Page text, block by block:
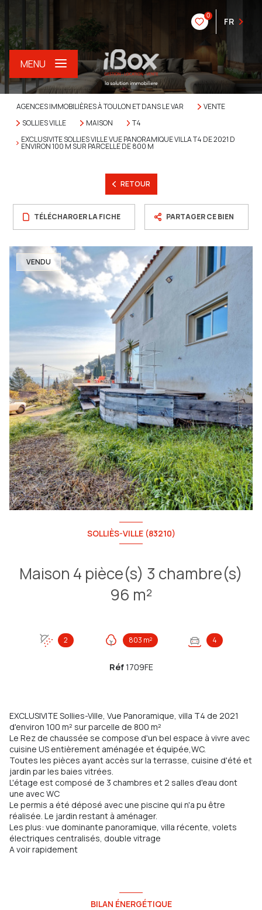
0
FR
MENU
AGENCES IMMOBILIÈRES À TOULON ET DANS LE VAR
VENTE
SOLLIES VILLE
MAISON
T4
EXCLUSIVITE SOLLIES VILLE VUE PANORAMIQUE VILLA T4 DE 2021 D
ENVIRON 100 M SUR PARCELLE DE 800 M
RETOUR
TÉLÉCHARGER LA FICHE PARTAGER CE BIEN
VENDU
SOLLIÈS-VILLE (83210)
Maison 4 pièce(s) 3 chambre(s)
96 m²
2 803 m² 4
Réf1709FE
EXCLUSIVITE Sollies-Ville, Vue Panoramique, villa T4 de 2021
d'environ 100 m² sur parcelle de 800 m²
Le Rez de chaussée se compose d'un bel espace à vivre avec
cuisine US entièrement aménagée et équipée,WC.
Toutes les pièces ayant accès sur la terrasse, cuisine d'été et
jardin par les baies vitrées.
L'étage est composé de 3 chambres et 2 salles d'eau dont
une avec WC
Le permis a été déposé avec une piscine qui n'a pu être
réalisée. Le jardin restant à aménager.
Les plus: vue dominante panoramique, villa récente, volets
électriques centralisés, double vitrage
A voir rapidement
BILAN ÉNERGÉTIQUE